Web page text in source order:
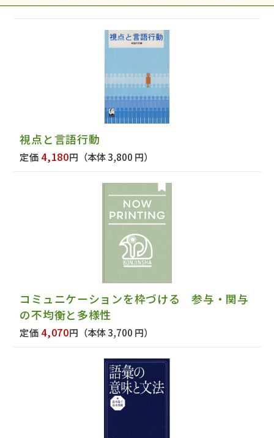
視点と言語行動
定価 4,180円 （本体 3,800 円）
コミュニケーションを枠づける 参与・関与
の不均衡と多様性
定価 4,070円 （本体 3,700 円）